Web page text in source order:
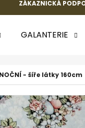
ZÁKAZNICKÁ
GALANTERIE
- šíře látky 160cm
HLEDAT